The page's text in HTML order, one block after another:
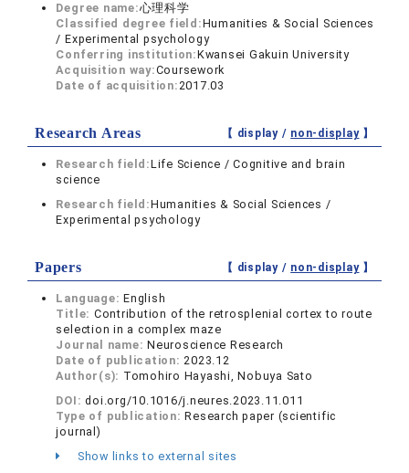
Degree name:心理科学
Classified degree field:Humanities & Social Sciences
/ Experimental psychology
Conferring institution:Kwansei Gakuin University
Acquisition way:Coursework
Date of acquisition:2017.03
Research Areas 【 display / non-display】
Research field:Life Science / Cognitive and brain
science
Research field:Humanities & Social Sciences /
Experimental psychology
Papers 【 display / non-display】
Language:English
Title: Contribution of the retrosplenial cortex to route
selection in a complex maze
Journal name:Neuroscience Research
Date of publication:2023.12
Author(s): Tomohiro Hayashi, Nobuya Sato
DOI:doi.org/10.1016/j.neures.2023.11.011
Type of publication:Research paper (scientific
journal)
Show links to external sites